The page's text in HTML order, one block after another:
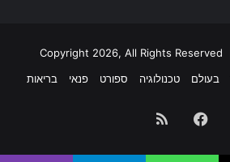
בעולם טכנולוגיה ספורט פנאי בריאות
Facebook